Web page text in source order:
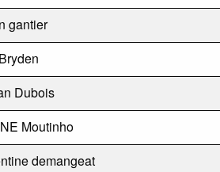
gantier
Dubois
Moutinho
demangeat